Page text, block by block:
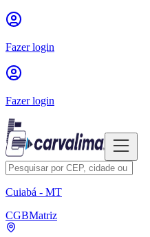
Fazer login
Fazer login
Cuiabá - MT
CGBMatriz